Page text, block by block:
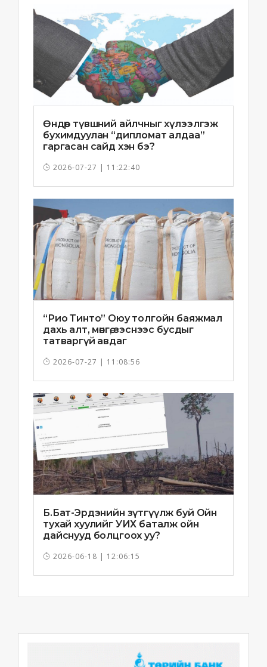
Өндөр түвшний айлчныг хүлээлгэж
бухимдуулан “дипломат алдаа”
гаргасан сайд хэн бэ?
2026-07-27 | 11:22:40
“Рио Тинто” Оюу толгойн баяжмал
дахь алт, мөнгө, зэснээс бусдыг
татваргүй авдаг
2026-07-27 | 11:08:56
Б.Бат-Эрдэнийн зүтгүүлж буй Ойн
тухай хуулийг УИХ баталж ойн
дайснууд болцгоох уу?
2026-06-18 | 12:06:15